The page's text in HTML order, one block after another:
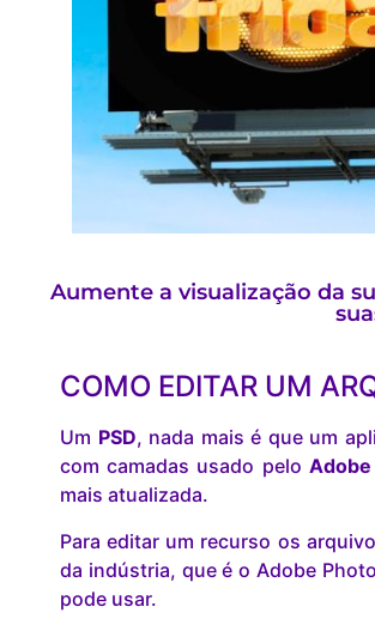
Aumente a visualização da
COMO EDITAR UM
Um PSD, nada mais é que um
com camadas usado pelo
mais atualizada.
Para editar um recurso os
da indústria, que é o Adobe
pode usar.